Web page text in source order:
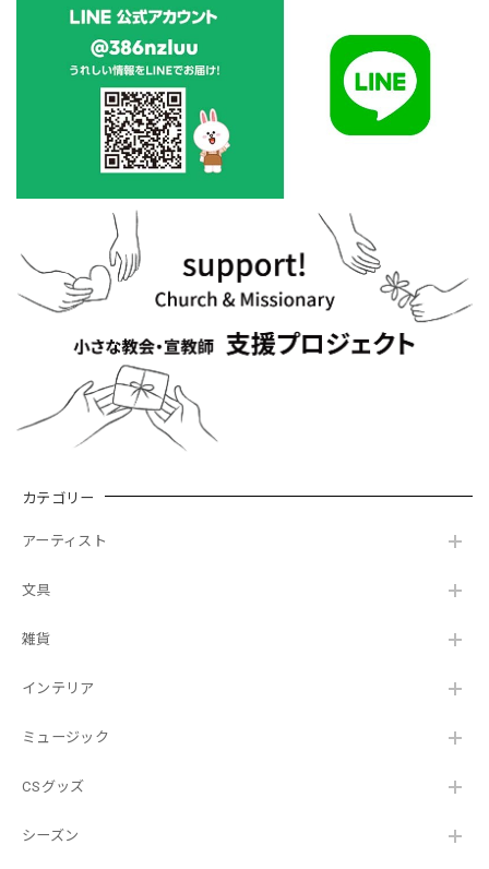
カテゴリー
アーティスト
文具
雑貨
インテリア
ミュージック
CSグッズ
シーズン